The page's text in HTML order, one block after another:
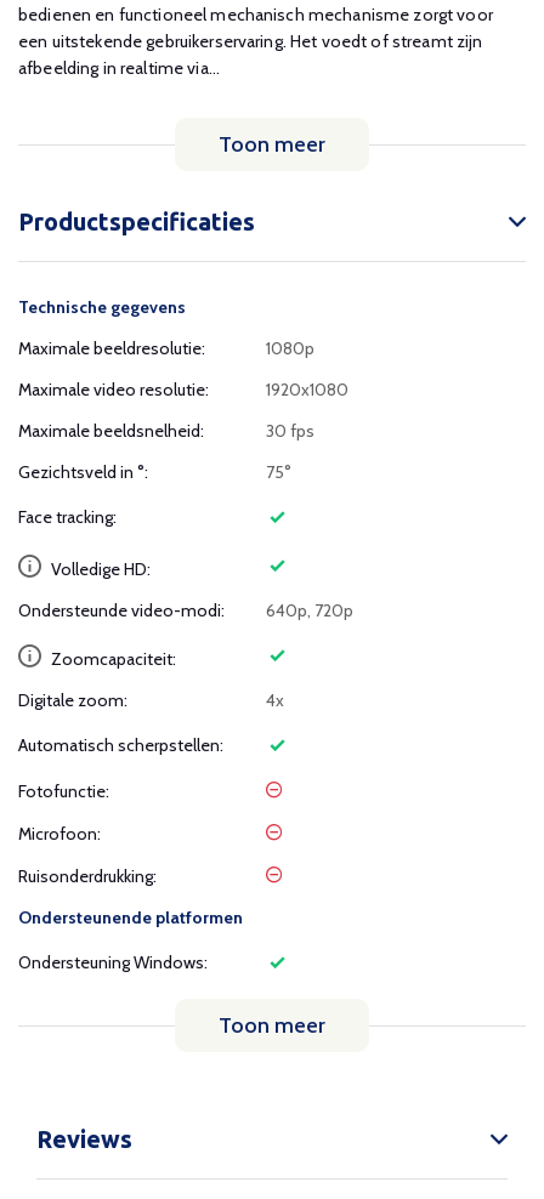
bedienen en functioneel mechanisch mechanisme zorgt voor
een uitstekende gebruikerservaring. Het voedt of streamt zijn
afbeelding in realtime via...
Toon meer
Productspecificaties
Technische gegevens
Maximale beeldresolutie:
1080p
Maximale video resolutie:
1920x1080
Maximale beeldsnelheid:
30 fps
Gezichtsveld in °:
75°
Face tracking:
Volledige HD:
Ondersteunde video-modi:
640p, 720p
Zoomcapaciteit:
Digitale zoom:
4x
Automatisch scherpstellen:
Fotofunctie:
Microfoon:
Ruisonderdrukking:
Ondersteunende platformen
Ondersteuning Windows:
Toon meer
Reviews